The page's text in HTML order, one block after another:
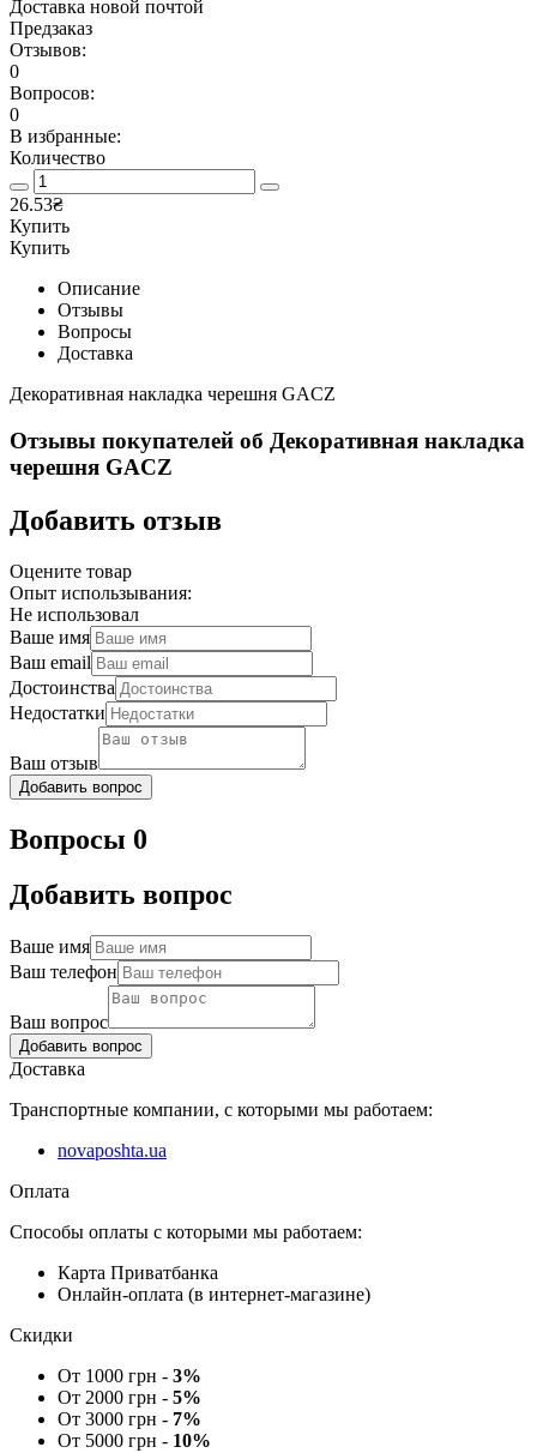
Доставка новой почтой
Предзаказ
Отзывов:
0
Вопросов:
0
В избранные:
Количество
26.53₴
Купить
Купить
Описание
Отзывы
Вопросы
Доставка
Декоративная накладка черешня GACZ
Отзывы покупателей об Декоративная накладка
черешня GACZ
Добавить отзыв
Оцените товар
Опыт использывания:
Не использовал
Ваше имя
Ваш email
Достоинства
Недостатки
Ваш отзыв
Добавить вопрос
Вопросы 0
Добавить вопрос
Ваше имя
Ваш телефон
Ваш вопрос
Добавить вопрос
Доставка
Транспортные компании, с которыми мы работаем:
novaposhta.ua
Оплата
Способы оплаты с которыми мы работаем:
Карта Приватбанка
Онлайн-оплата (в интернет-магазине)
Скидки
От 1000 грн - 3%
От 2000 грн - 5%
От 3000 грн - 7%
От 5000 грн - 10%